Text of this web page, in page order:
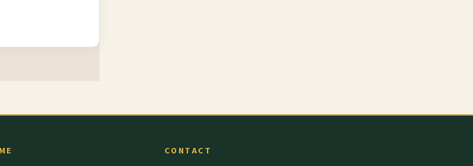
CONTACT